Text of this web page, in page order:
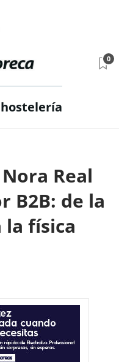
0
Real
B2B: de la
física